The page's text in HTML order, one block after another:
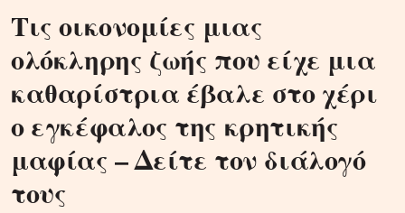
Τις οικονομίες μιας
ολόκληρης ζωής που είχε μια
καθαρίστρια έβαλε στο χέρι
ο εγκέφαλος της κρητικής
μαφίας – Δείτε τον διάλογό
τους